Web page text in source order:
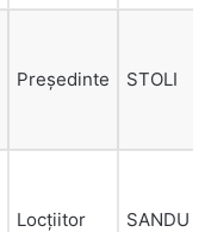
Președinte STOLI
Locțiitor SANDU